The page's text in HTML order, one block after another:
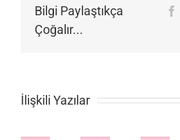
Bilgi Paylaştıkça
Çoğalır...
İlişkili Yazılar